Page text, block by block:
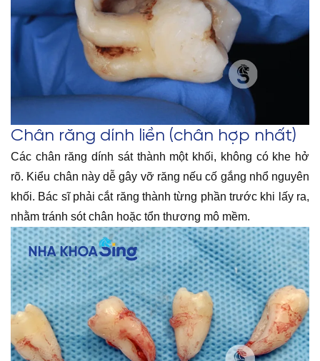
Chân răng dính liền (chân hợp nhất)
Các chân răng dính sát thành một khối, không có khe hở
rõ. Kiểu chân này dễ gây vỡ răng nếu cố gắng nhổ nguyên
khối. Bác sĩ phải cắt răng thành từng phần trước khi lấy ra,
nhằm tránh sót chân hoặc tổn thương mô mềm.